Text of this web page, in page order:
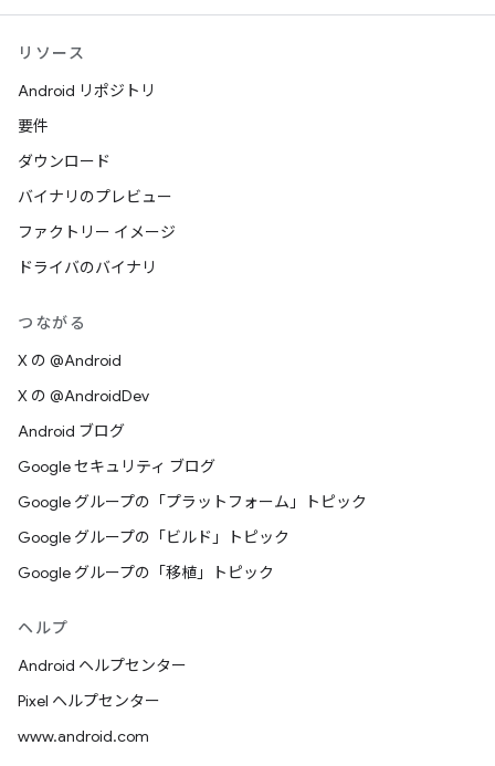
リソース
Android リポジトリ
要件
ダウンロード
バイナリのプレビュー
ファクトリー イメージ
ドライバのバイナリ
つながる
X の @Android
X の @AndroidDev
Android ブログ
Google セキュリティ ブログ
Google グループの「プラットフォーム」トピック
Google グループの「ビルド」トピック
Google グループの「移植」トピック
ヘルプ
Android ヘルプセンター
Pixel ヘルプセンター
www.android.com